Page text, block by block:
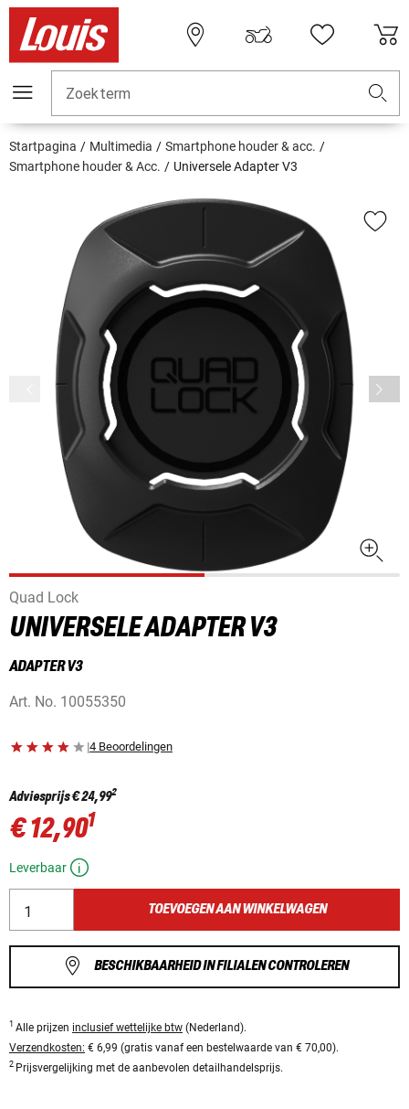
Zoekterm
Startpagina Multimedia
Smartphone houder & acc.
Smartphone houder & Acc.
Universele Adapter V3
Quad Lock
UNIVERSELE ADAPTER V3
ADAPTER V3
Art. No. 10055350
|4 Beoordelingen
Adviesprijs€ 24,992
€ 12,901
Leverbaar
TOEVOEGEN AAN WINKELWAGEN
BESCHIKBAARHEID IN FILIALEN CONTROLEREN
1 Alle prijzen inclusief wettelijke btw (Nederland).
Verzendkosten: € 6,99 (gratis vanaf een bestelwaarde van € 70,00).
2 Prijsvergelijking met de aanbevolen detailhandelsprijs.